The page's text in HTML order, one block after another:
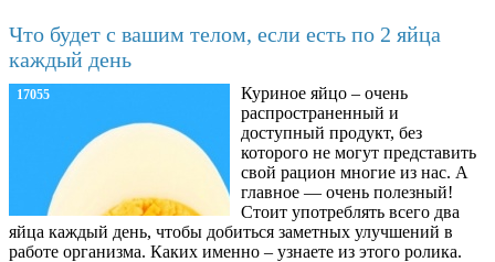
Что будет с вашим телом, если есть по 2 яйца
каждый день
17055
Куриное яйцо – очень
распространенный и
доступный продукт, без
которого не могут представить
свой рацион многие из нас. А
главное — очень полезный!
Стоит употреблять всего два
яйца каждый день, чтобы добиться заметных улучшений в
работе организма. Каких именно – узнаете из этого ролика.